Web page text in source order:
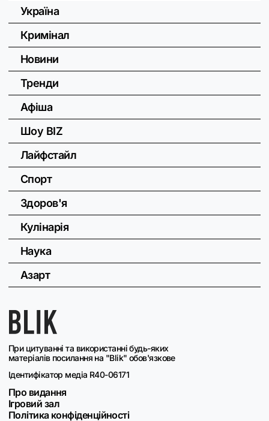
При цитуванні та використанні будь-яких
матеріалів посилання на "Blik" обов'язкове
Ідентифікатор медіа R40-06171
Про видання
Ігровий зал
Політика конфіденційності
Україна
Кримінал
Новини
Тренди
Афіша
Шоу BIZ
Лайфстайл
Спорт
Здоров'я
Кулінарія
Наука
Азарт